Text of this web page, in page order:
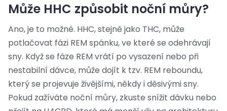
Může HHC způsobit noční můry?
Ano, je to možné. HHC, stejně jako THC, může
potlačovat fázi REM spánku, ve které se odehrávají
sny. Když se fáze REM vrátí po vysazení nebo při
nestabilní dávce, může dojít k tzv. REM reboundu,
který se projevuje živějšími, někdy i děsivými sny.
Pokud zažíváte noční můry, zkuste snížit dávku nebo